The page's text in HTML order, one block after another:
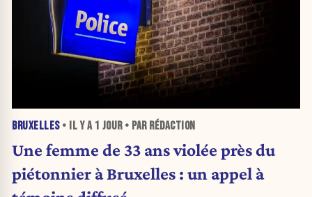
BRUXELLES• IL Y A 1 JOUR• PAR RÉDACTION
Une femme de 33 ans violée près du
piétonnier à Bruxelles : un appel à